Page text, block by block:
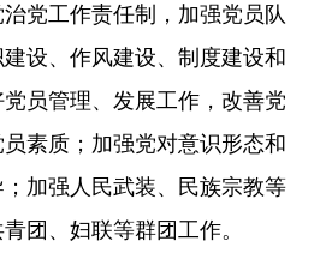
治党工作责任制，加强党员队
设、作风建设、制度建设和
员管理、发展工作，改善党
素质；加强党对意识形态和
加强人民武装、民族宗教等
团、妇联等群团工作。